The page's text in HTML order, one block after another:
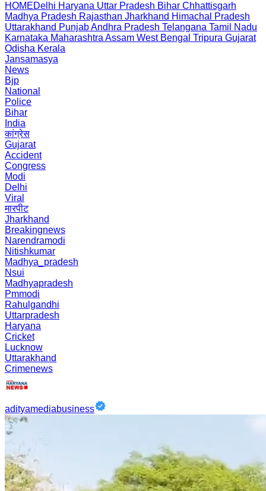
HOMEDelhi Haryana Uttar Pradesh Bihar Chhattisgarh
Madhya Pradesh Rajasthan Jharkhand Himachal Pradesh
Uttarakhand PunjabAndhra Pradesh Telangana Tamil Nadu
Karnataka Maharashtra Assam West Bengal Tripura Gujarat
Odisha Kerala
Jansamasya
News
Bjp
National
Police
Bihar
India
कांग्रेस
Gujarat
Accident
Congress
Modi
Delhi
Viral
मारपीट
Jharkhand
Breakingnews
Narendramodi
Nitishkumar
Madhya_pradesh
Nsui
Madhyapradesh
Pmmodi
Rahulgandhi
Uttarpradesh
Haryana
Cricket
Lucknow
Uttarakhand
Crimenews
adityamediabusiness